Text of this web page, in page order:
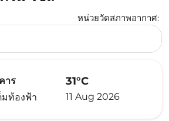
หน่วยวัดสภาพอากาศ:
ลเซียส Selected
าร
มท้องฟ้า
31°C
11 Aug 2026